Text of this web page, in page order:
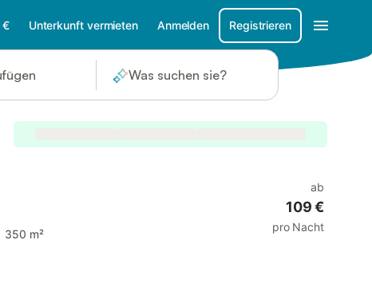
€ Unterkunft vermieten Anmelden Registrieren
Was suchen sie?
350 m²
ab
109 €
pro Nacht